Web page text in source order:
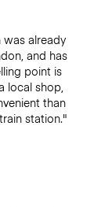
already
and has
point is
local shop,
than
station."